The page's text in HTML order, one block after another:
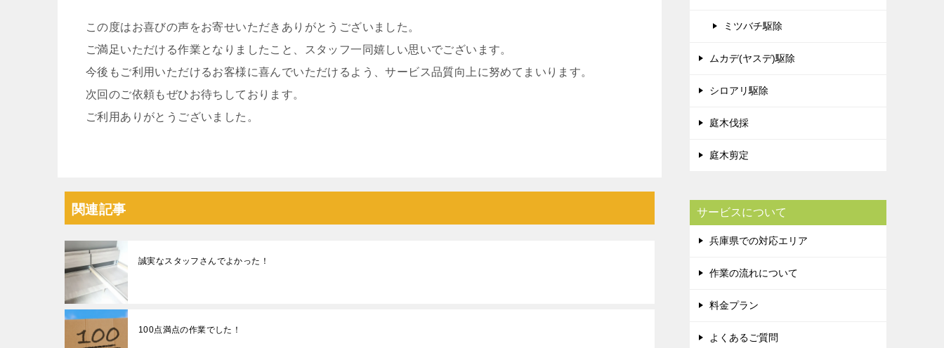
この度はお喜びの声をお寄せいただきありがとうございました。
ご満足いただける作業となりましたこと、スタッフ一同嬉しい思いでございます。
今後もご利用いただけるお客様に喜んでいただけるよう、サービス品質向上に努めてまいります。
次回のご依頼もぜひお待ちしております。
ご利用ありがとうございました。
関連記事
誠実なスタッフさんでよかった！
100点満点の作業でした！
ミツバチ駆除
ムカデ(ヤスデ)駆除
シロアリ駆除
庭木伐採
庭木剪定
サービスについて
兵庫県での対応エリア
作業の流れについて
料金プラン
よくあるご質問